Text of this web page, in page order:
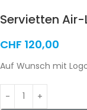
Servietten
CHF 120,00
Auf Wunsch mit